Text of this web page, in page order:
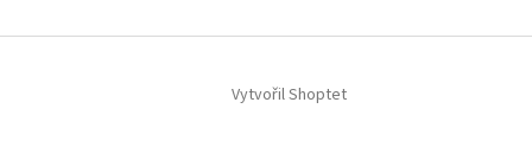
Vytvořil Shoptet